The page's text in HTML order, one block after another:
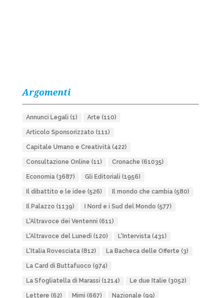
Argomenti
Annunci Legali (1) Arte (110)
Articolo Sponsorizzato (111)
Capitale Umano e Creatività(422)
Consultazione Online (11) Cronache (61035)
Economia(3687) Gli Editoriali (1956)
Il dibattito e le idee (526) Il mondo che cambia(580)
Il Palazzo (1139) I Nord e i Sud del Mondo (577)
L'Altravoce dei Ventenni (611)
L'Altravoce del Lunedì (120) L'Intervista(431)
L'Italia Rovesciata(812) La Bacheca delle Offerte (3)
La Card di Buttafuoco (974)
La Sfogliatella di Marassi (1214) Le due Italie (3052)
Lettere (62) Mimì (667) Nazionale (99)